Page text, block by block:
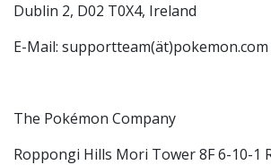
Dublin 2, D02 T0X4, Ireland
E-Mail: supportteam(ät)pokemon.com
The Pokémon Company
Roppongi Hills Mori Tower 8F 6-10-1